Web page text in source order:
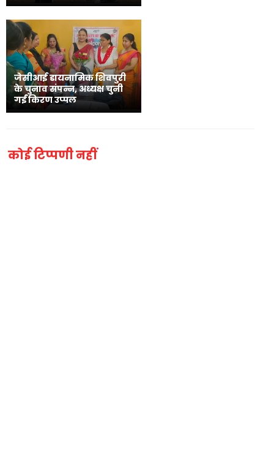
जेसीआई डायनामिक शिवपुरी
के चुनाव संपन्न, अध्यक्ष चुनी
गईं किरण उप्पल
कोई टिप्पणी नहीं